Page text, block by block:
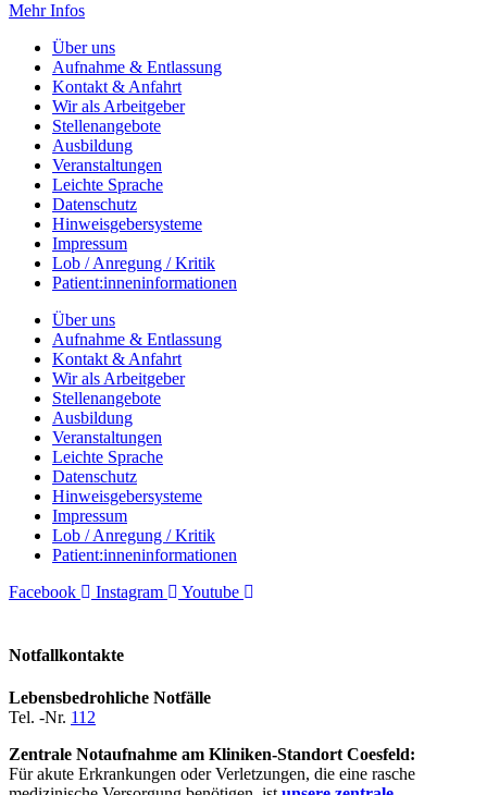
Mehr Infos
Über uns
Aufnahme & Entlassung
Kontakt & Anfahrt
Wir als Arbeitgeber
Stellenangebote
Ausbildung
Veranstaltungen
Leichte Sprache
Datenschutz
Hinweisgebersysteme
Impressum
Lob / Anregung / Kritik
Patient:inneninformationen
Über uns
Aufnahme & Entlassung
Kontakt & Anfahrt
Wir als Arbeitgeber
Stellenangebote
Ausbildung
Veranstaltungen
Leichte Sprache
Datenschutz
Hinweisgebersysteme
Impressum
Lob / Anregung / Kritik
Patient:inneninformationen
Facebook
Instagram Youtube
Notfallkontakte
Lebensbedrohliche Notfälle
Tel. -Nr. 112
Zentrale Notaufnahme am Kliniken-Standort Coesfeld:
Für akute Erkrankungen oder Verletzungen, die eine rasche